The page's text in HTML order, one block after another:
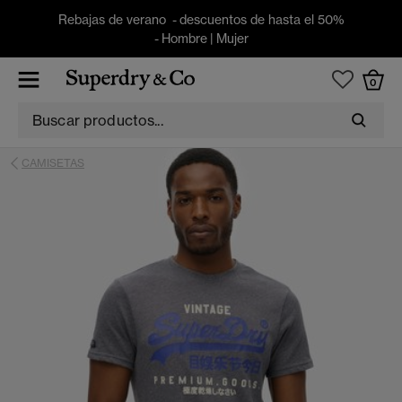
Rebajas de verano - descuentos de hasta el 50%
- Hombre| Mujer
0
CAMISETAS